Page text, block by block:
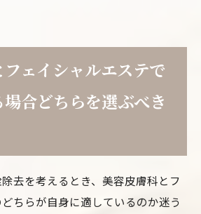
ェイシャルエステで
合どちらを選ぶべき
去を考えるとき、美容皮膚科とフ
ちらが自身に適しているのか迷う